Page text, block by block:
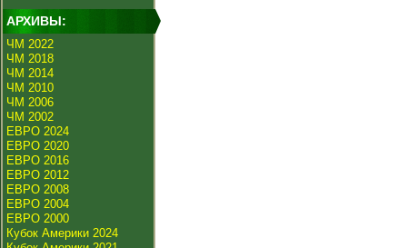
АРХИВЫ:
ЧМ 2022
ЧМ 2018
ЧМ 2014
ЧМ 2010
ЧМ 2006
ЧМ 2002
ЕВРО 2024
ЕВРО 2020
ЕВРО 2016
ЕВРО 2012
ЕВРО 2008
ЕВРО 2004
ЕВРО 2000
Кубок Америки 2024